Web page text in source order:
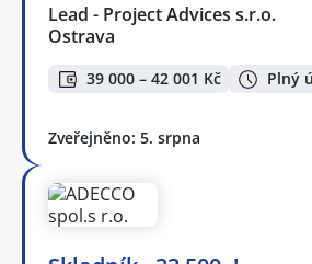
Lead - Project Advices s.r.o.
Ostrava
39 000 – 42 001 Kč Plný
Zveřejněno: 5. srpna